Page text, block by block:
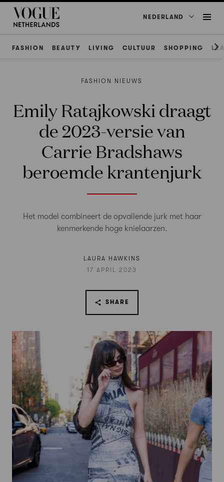
NEDERLAND
FASHION BEAUTY LIVING CULTUUR SHOPPING
FASHION NIEUWS
Emily Ratajkowski draagt
de 2023-versie van
Carrie Bradshaws
beroemde krantenjurk
Het model combineert de opvallende jurk met haar
kenmerkende hoge knielaarzen.
LAURA HAWKINS
17 APRIL 2023
SHARE